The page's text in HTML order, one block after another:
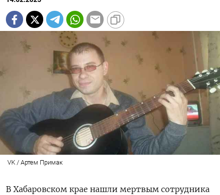
VK / Артем Примак
В Хабаровском крае нашли мертвым сотрудника